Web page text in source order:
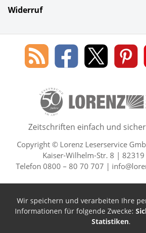
Widerruf
Social Media
Blog
des
Leserservice
Lorenz
Leserservice
Lorenz
50
Zeitschriften einfach und
Copyright © Lorenz Leserservice
Kaiser-Wilhelm-Str. 8 | 82319
Telefon 0800 – 80 70 707 |
Wir speichern und verarbeiten Ihre
Informationen für folgende Zwecke:
Statistiken.